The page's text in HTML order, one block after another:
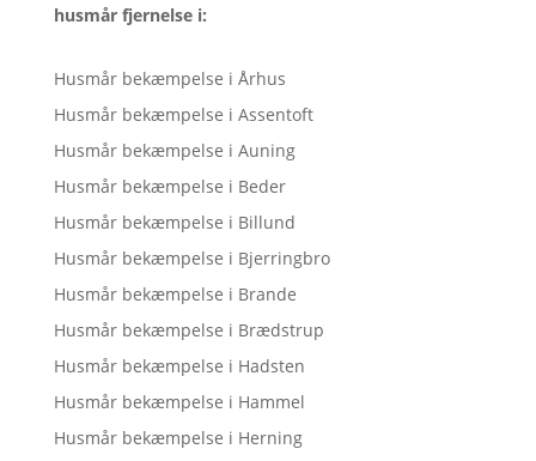
husmår fjernelse i:
Husmår bekæmpelse i Århus
Husmår bekæmpelse i Assentoft
Husmår bekæmpelse i Auning
Husmår bekæmpelse i Beder
Husmår bekæmpelse i Billund
Husmår bekæmpelse i Bjerringbro
Husmår bekæmpelse i Brande
Husmår bekæmpelse i Brædstrup
Husmår bekæmpelse i Hadsten
Husmår bekæmpelse i Hammel
Husmår bekæmpelse i Herning